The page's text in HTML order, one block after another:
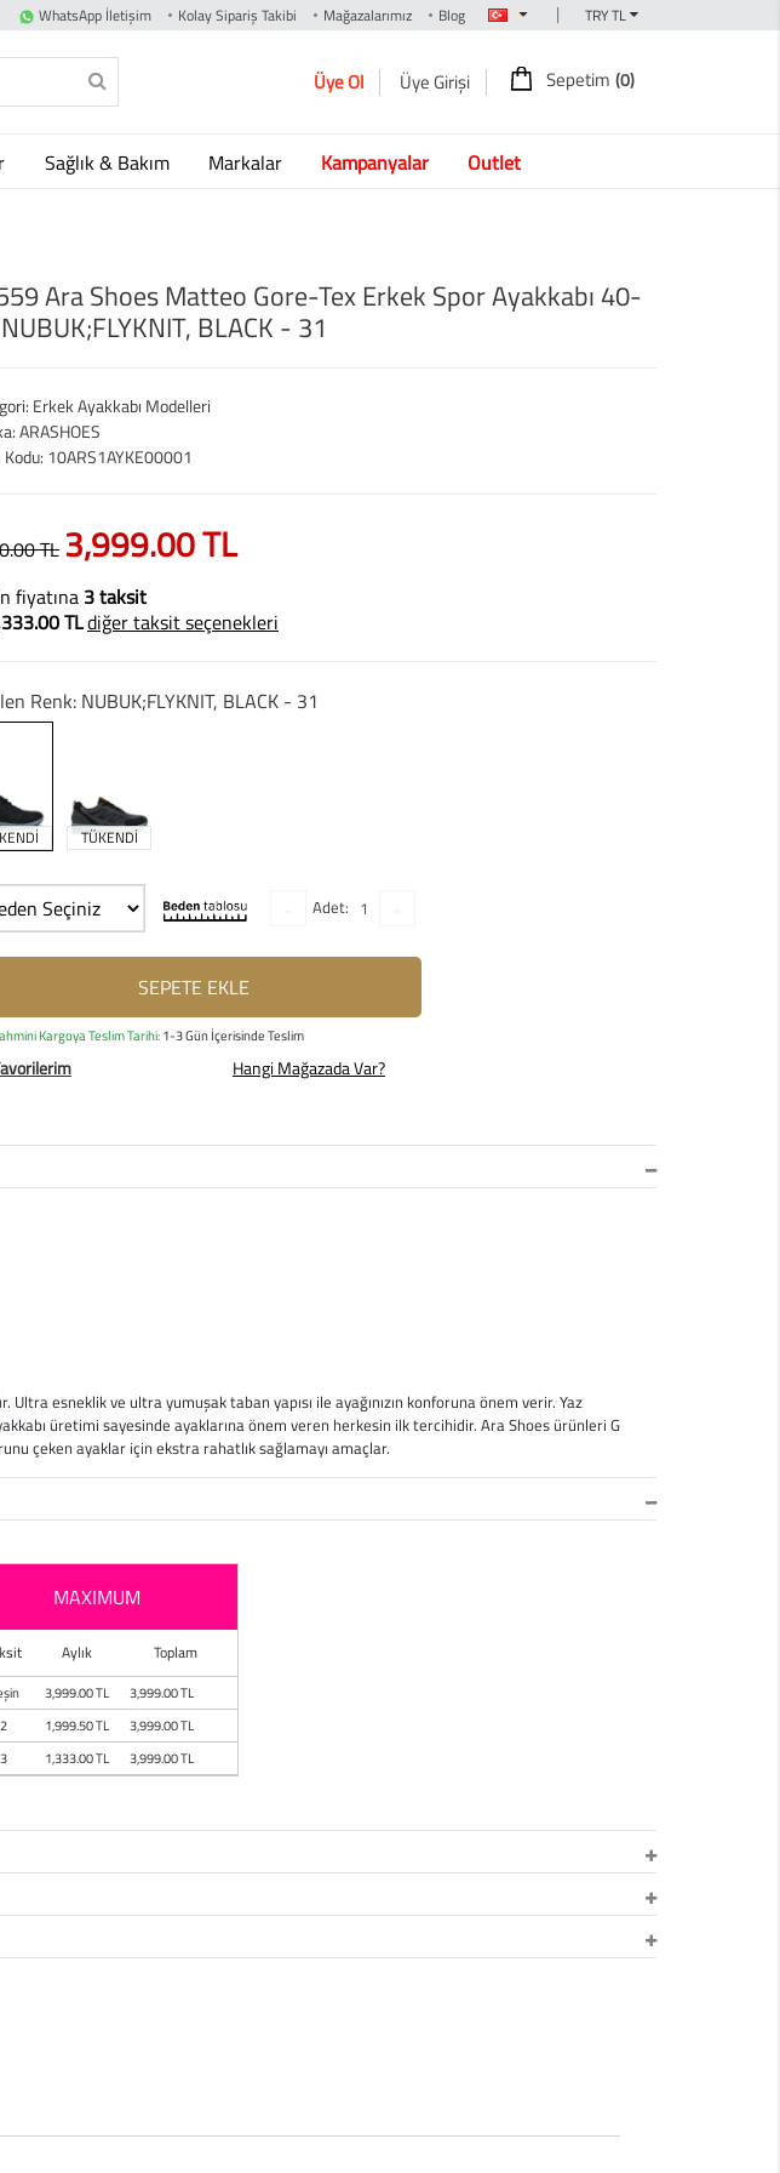
WhatsApp İletişim Kolay Sipariş Takibi Mağazalarımız Blog |
Üye Ol Üye Girişi Sepetim (0)
Sağlık & Bakım Markalar Kampanyalar Outlet
Ara Shoes Matteo Gore-Tex Erkek Spor Ayakkabı 40-
BLACK - 31
Erkek Ayakkabı Modelleri
ARASHOES
Kodu: 10ARS1AYKE00001
TL 3,999.00 TL
fiyatına 3 taksit
TLdiğer taksit seçenekleri
Renk: NUBUK;FLYKNIT, BLACK - 31
TÜKENDİ
Adet:
SEPETE EKLE
Kargoya Teslim Tarihi:1-3 Gün İçerisinde Teslim
Hangi Mağazada Var?
esneklik ve ultra yumuşak taban yapısı ile ayağınızın konforuna önem verir. Yaz
üretimi sayesinde ayaklarına önem veren herkesin ilk tercihidir. Ara Shoes ürünleri G
çeken ayaklar için ekstra rahatlık sağlamayı amaçlar.
MAXIMUM
Aylık Toplam
3,999.00 TL
3,999.00 TL
2
1,999.50 TL
3,999.00 TL
3
1,333.00 TL 3,999.00 TL